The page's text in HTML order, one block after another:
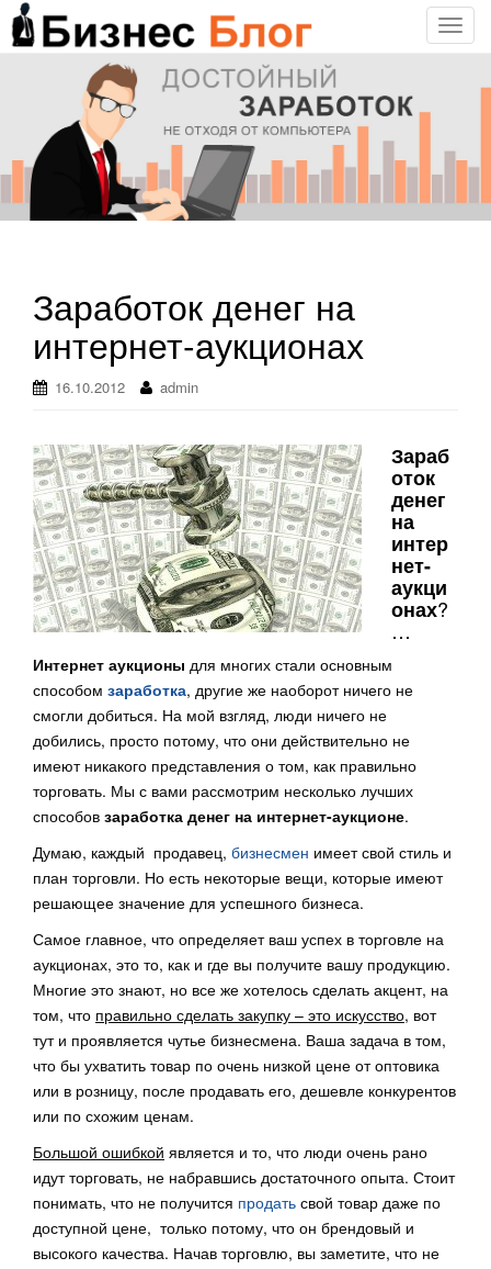
T
o
e
a
Заработок денег на
интернет-аукционах
16.10.2012 admin
Зараб
оток
денег
на
интер
нет-
аукци
онах?
…
Интернет аукционы для многих стали основным
способом заработка, другие же наоборот ничего не
смогли добиться. На мой взгляд, люди ничего не
добились, просто потому, что они действительно не
имеют никакого представления о том, как правильно
торговать. Мы с вами рассмотрим несколько лучших
способов заработка денег на интернет-аукционе.
Думаю, каждый продавец, бизнесмен имеет свой стиль и
план торговли. Но есть некоторые вещи, которые имеют
решающее значение для успешного бизнеса.
Самое главное, что определяет ваш успех в торговле на
аукционах, это то, как и где вы получите вашу продукцию.
Многие это знают, но все же хотелось сделать акцент, на
том, что правильно сделать закупку – это искусство, вот
тут и проявляется чутье бизнесмена. Ваша задача в том,
что бы ухватить товар по очень низкой цене от оптовика
или в розницу, после продавать его, дешевле конкурентов
или по схожим ценам.
Большой ошибкой является и то, что люди очень рано
идут торговать, не набравшись достаточного опыта. Стоит
понимать, что не получится продать свой товар даже по
доступной цене, только потому, что он брендовый и
высокого качества. Начав торговлю, вы заметите, что не